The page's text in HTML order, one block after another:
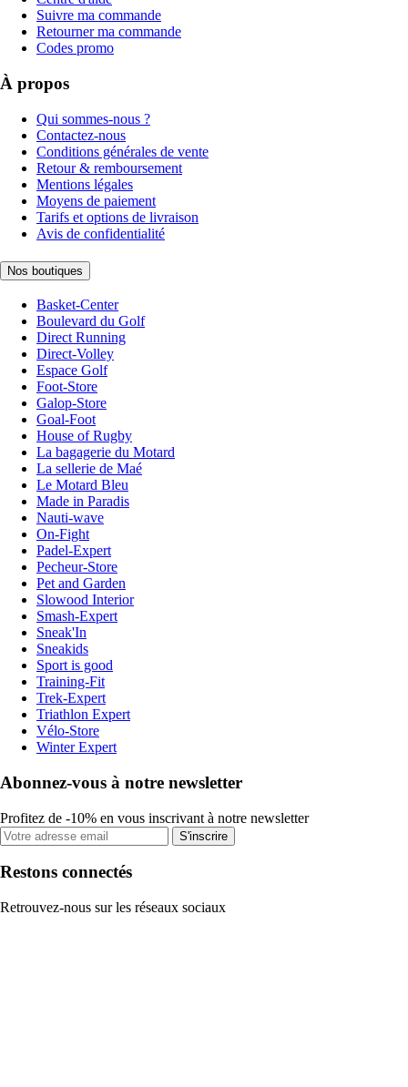
Suivre ma commande
Retourner ma commande
Codes promo
À propos
Qui sommes-nous ?
Contactez-nous
Conditions générales de vente
Retour & remboursement
Mentions légales
Moyens de paiement
Tarifs et options de livraison
Avis de confidentialité
Nos boutiques
Basket-Center
Boulevard du Golf
Direct Running
Direct-Volley
Espace Golf
Foot-Store
Galop-Store
Goal-Foot
House of Rugby
La bagagerie du Motard
La sellerie de Maé
Le Motard Bleu
Made in Paradis
Nauti-wave
On-Fight
Padel-Expert
Pecheur-Store
Pet and Garden
Slowood Interior
Smash-Expert
Sneak'In
Sneakids
Sport is good
Training-Fit
Trek-Expert
Triathlon Expert
Vélo-Store
Winter Expert
Abonnez-vous à notre newsletter
Profitez de -10% en vous inscrivant à notre newsletter
S'inscrire
Restons connectés
Retrouvez-nous sur les réseaux sociaux